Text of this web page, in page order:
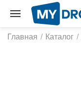
Главная / Каталог /